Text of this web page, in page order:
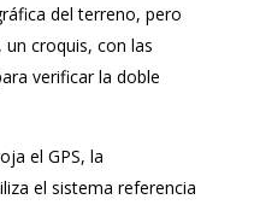
del terreno, pero
croquis, con las
verificar la doble
el GPS, la
el sistema referencia